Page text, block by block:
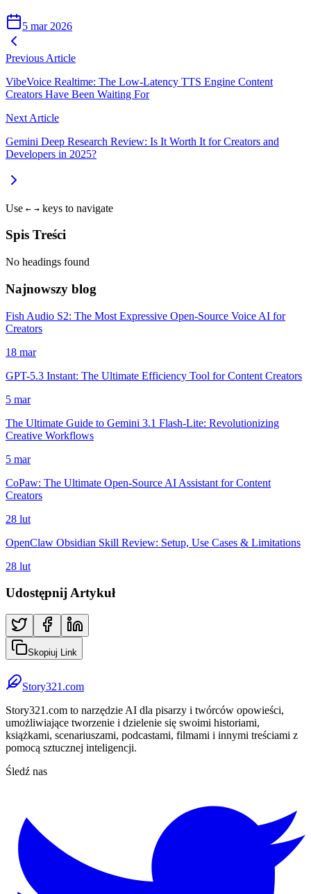
5 mar 2026
Previous Article
VibeVoice Realtime: The Low-Latency TTS Engine Content
Creators Have Been Waiting For
Next Article
Gemini Deep Research Review: Is It Worth It for Creators and
Developers in 2025?
Use ← → keys to navigate
Spis Treści
No headings found
Najnowszy blog
Fish Audio S2: The Most Expressive Open-Source Voice AI for
Creators
18 mar
GPT-5.3 Instant: The Ultimate Efficiency Tool for Content Creators
5 mar
The Ultimate Guide to Gemini 3.1 Flash-Lite: Revolutionizing
Creative Workflows
5 mar
CoPaw: The Ultimate Open-Source AI Assistant for Content
Creators
28 lut
OpenClaw Obsidian Skill Review: Setup, Use Cases & Limitations
28 lut
Udostępnij Artykuł
Skopiuj Link
Story321.com
Story321.com to narzędzie AI dla pisarzy i twórców opowieści,
umożliwiające tworzenie i dzielenie się swoimi historiami,
książkami, scenariuszami, podcastami, filmami i innymi treściami z
pomocą sztucznej inteligencji.
Śledź nas